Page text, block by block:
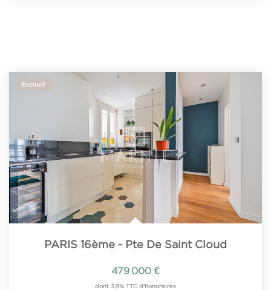
Exclusif
PARIS 16ème - Pte De Saint Cloud
479 000 €
dont 3,9% TTC d'honoraires